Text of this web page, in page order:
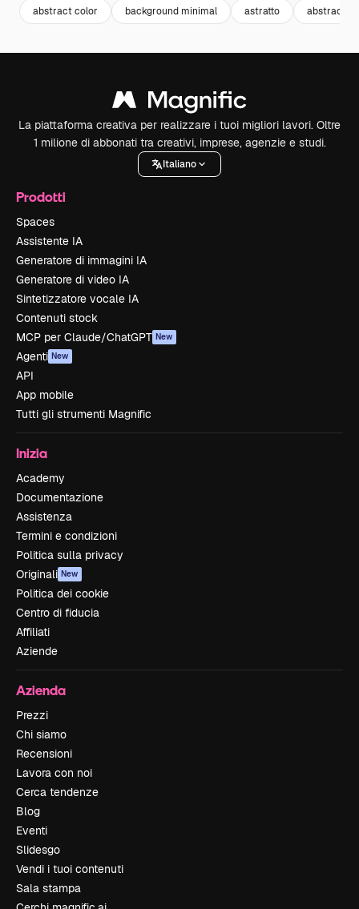
abstract color background minimal astratto abstract
La piattaforma creativa per realizzare i tuoi migliori lavori. Oltre
1 milione di abbonati tra creativi, imprese, agenzie e studi.
Italiano
Prodotti
Spaces
Assistente IA
Generatore di immagini IA
Generatore di video IA
Sintetizzatore vocale IA
Contenuti stock
MCP per Claude/ChatGPT New
Agenti New
API
App mobile
Tutti gli strumenti Magnific
Inizia
Academy
Documentazione
Assistenza
Termini e condizioni
Politica sulla privacy
Originali New
Politica dei cookie
Centro di fiducia
Affiliati
Aziende
Azienda
Prezzi
Chi siamo
Recensioni
Lavora con noi
Cerca tendenze
Blog
Eventi
Slidesgo
Vendi i tuoi contenuti
Sala stampa